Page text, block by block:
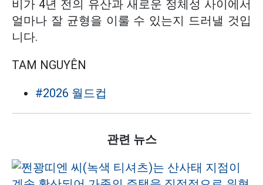
비가 4년 전의 유산과 새로운 정체성 사이에서
얼마나 잘 균형을 이룰 수 있는지 드러낼 것입
니다.
TAM NGUYÊN
#2026 월드컵
관련 뉴스